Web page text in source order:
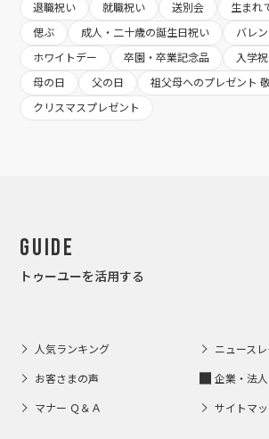
退職祝い
就職祝い 送別会
生まれ
偲ぶ
成人・二十歳の誕生日祝い
バレ
ホワイトデー
卒園・卒業記念品
入学
母の日
父の日
祖父母へのプレゼント
クリスマスプレゼント
Guide
トゥーユーを活用する
人気ランキング ニュース
お客さまの声 企業・法
マナー Ｑ＆Ａ サイトマ